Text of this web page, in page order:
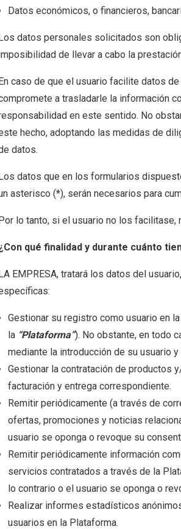
Datos económicos, o financieros,
datos personales solicitados son
de llevar a cabo la
caso de que el usuario facilite datos
a trasladarle la información
en este sentido. No
hecho, adoptando las medidas de
datos.
datos que en los formularios
asterisco (*), serán necesarios para
lo tanto, si el usuario no los
qué finalidad y durante cuánto
EMPRESA, tratará los datos del
Gestionar su registro como usuario en
la “Plataforma”). No obstante, en todo
mediante la introducción de su usuario
Gestionar la contratación de productos
facturación y entrega correspondiente.
Remitir periódicamente (a través de
ofertas, promociones y noticias
usuario se oponga o revoque su
Remitir periódicamente información
servicios contratados a través de la
lo contrario o el usuario se oponga o
Realizar informes estadísticos
usuarios en la Plataforma.